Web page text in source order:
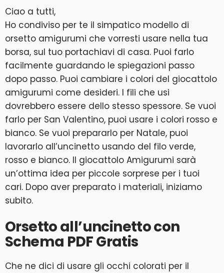
Ciao a tutti,
Ho condiviso per te il simpatico modello di
orsetto amigurumi che vorresti usare nella tua
borsa, sul tuo portachiavi di casa. Puoi farlo
facilmente guardando le spiegazioni passo
dopo passo. Puoi cambiare i colori del giocattolo
amigurumi come desideri. I fili che usi
dovrebbero essere dello stesso spessore. Se vuoi
farlo per San Valentino, puoi usare i colori rosso e
bianco. Se vuoi prepararlo per Natale, puoi
lavorarlo all’uncinetto usando del filo verde,
rosso e bianco. Il giocattolo Amigurumi sarà
un’ottima idea per piccole sorprese per i tuoi
cari. Dopo aver preparato i materiali, iniziamo
subito.
Orsetto all’uncinetto con
Schema PDF Gratis
Che ne dici di usare gli occhi colorati per il